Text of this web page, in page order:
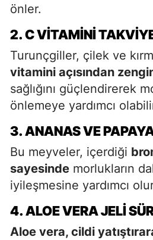
önler.
2. C VITAMINI
Turunçgiller, çilek ve
vitamini açısından
sağlığını güçlendirerek
önlemeye yardımcı
3. ANANAS VE
Bu meyveler, içerdiği
sayesinde morlukların
iyileşmesine yardımcı
4. ALOE VERA JELI
Aloe vera, cildi